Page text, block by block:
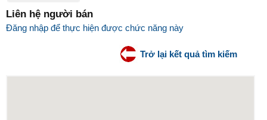
Liên hệ người bán
Đăng nhập để thực hiện được chức năng này
Trở lại kết quả tìm kiếm